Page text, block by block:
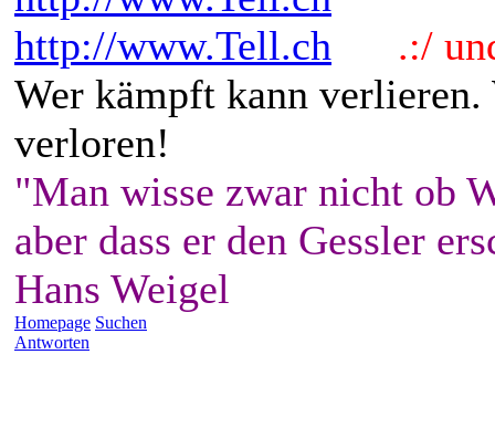
http://www.Tell.ch
.:/
Wer kämpft kann
verloren!
"Man wisse zwar nicht ob
aber dass er den Gessler
Hans Weigel
Homepage Suchen
Antworten